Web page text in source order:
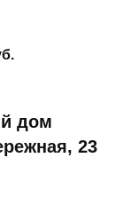
дом
23